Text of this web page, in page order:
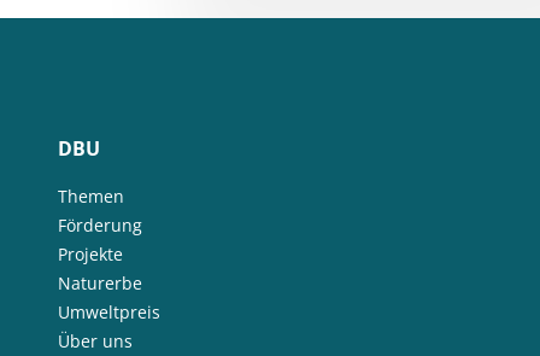
DBU
Themen
Förderung
Projekte
Naturerbe
Umweltpreis
Über uns